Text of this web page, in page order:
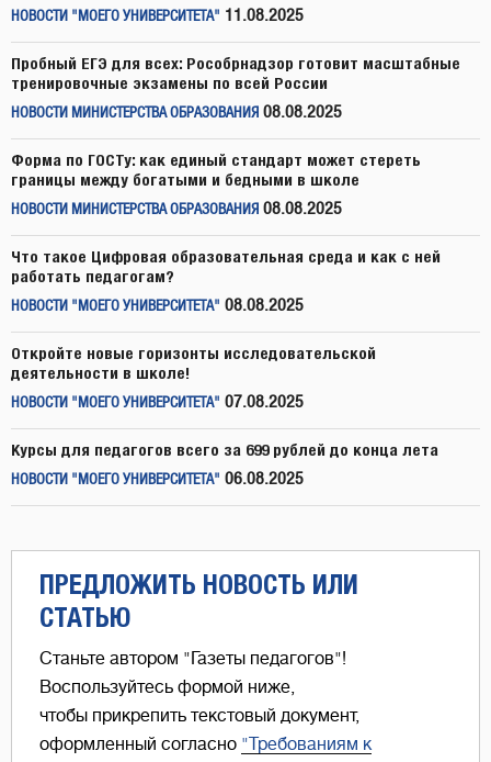
НОВОСТИ "МОЕГО УНИВЕРСИТЕТА" 11.08.2025
Пробный ЕГЭ для всех: Рособрнадзор готовит масштабные
тренировочные экзамены по всей России
НОВОСТИ МИНИСТЕРСТВА ОБРАЗОВАНИЯ 08.08.2025
Форма по ГОСТу: как единый стандарт может стереть
границы между богатыми и бедными в школе
НОВОСТИ МИНИСТЕРСТВА ОБРАЗОВАНИЯ 08.08.2025
Что такое Цифровая образовательная среда и как с ней
работать педагогам?
НОВОСТИ "МОЕГО УНИВЕРСИТЕТА" 08.08.2025
Откройте новые горизонты исследовательской
деятельности в школе!
НОВОСТИ "МОЕГО УНИВЕРСИТЕТА" 07.08.2025
Курсы для педагогов всего за 699 рублей до конца лета
НОВОСТИ "МОЕГО УНИВЕРСИТЕТА" 06.08.2025
ПРЕДЛОЖИТЬ НОВОСТЬ ИЛИ
СТАТЬЮ
Станьте автором "Газеты педагогов"!
Воспользуйтесь формой ниже,
чтобы прикрепить текстовый документ,
оформленный согласно "Требованиям к